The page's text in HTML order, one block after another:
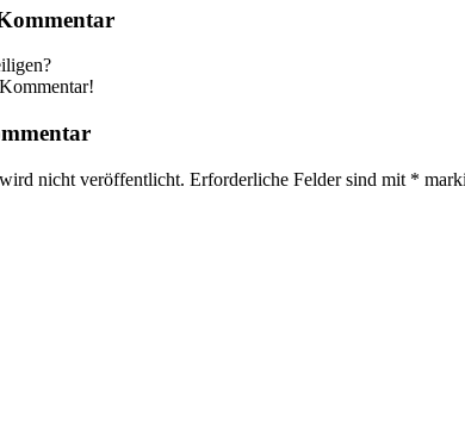
nicht veröffentlicht. Erforderliche Felder sind mit *